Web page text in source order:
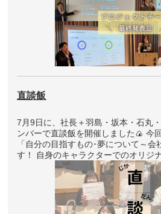
直談飯
7月9日に、社長＋羽島・坂本・石丸
ンバーで直談飯を開催しました🍙 今
「自分の目指すもの･夢について～
す！ 自身のキャラクターでのオリジ